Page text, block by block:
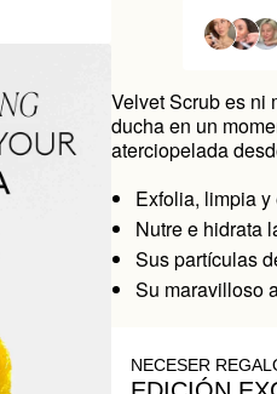
Velvet Scrub es ni
ducha en un
aterciopelada
Exfolia, limpia
Nutre e hidrata
Sus partículas
Su maravilloso
NECESER